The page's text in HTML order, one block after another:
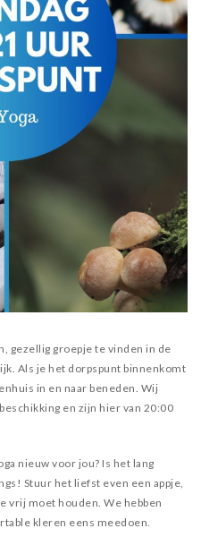
gezellig groepje te vinden in de
Als je het dorpspunt binnenkomt
in en naar beneden. Wij
en zijn hier van 20:00
nieuw voor jou? Is het lang
Stuur het liefst even een appje,
vrij moet houden. We hebben
kleren eens meedoen.